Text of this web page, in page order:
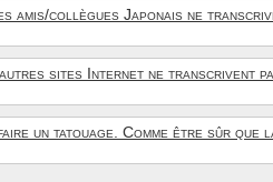
amis/collègues Japonais ne
sites Internet ne transcrivent
un tatouage. Comme être sûr